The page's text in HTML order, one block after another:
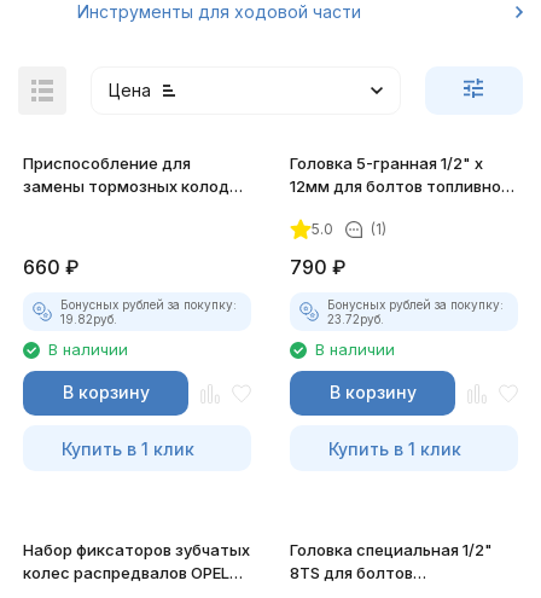
Инструменты для ходовой части
Цена
Приспособление для
замены тормозных колодок
660 ₽
Бонусных рублей за покупку:
19.82руб.
В наличии
В корзину
Купить в 1 клик
Головка 5-гранная 1/2" х
12мм для болтов топливного
5.0 (1)
790 ₽
Бонусных рублей за покупку:
23.72руб.
В наличии
В корзину
Купить в 1 клик
Набор фиксаторов зубчатых
колес распредвалов OPEL
Головка специальная 1/2"
8TS для болтов